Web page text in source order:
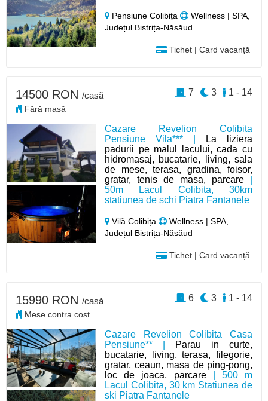
Pensiune Colibița
Wellness | SPA,
Județul Bistrița-Năsăud
Tichet | Card vacanță
Cazare Revelion Colibita
Pensiune Vila*** |
La liziera
padurii pe malul lacului, cada cu
hidromasaj, bucatarie, living, sala
de mese, terasa, gradina, foisor,
gratar, tenis de masa, parcare
50m Lacul Colibita, 30km
statiunea de schi Piatra Fantanele
Vilă Colibița
Wellness | SPA,
Județul Bistrița-Năsăud
Tichet | Card vacanță
14500 RON /casă
Fără masă
1 - 14
3
7
Cazare Revelion Colibita Casa
Pensiune** |
Parau in curte,
bucatarie, living, terasa, filegorie,
gratar, ceaun, masa de ping-pong,
loc de joaca, parcare| 500 m
Lacul Colibita, 30 km Statiunea de
ski Piatra Fantanele
15990 RON /casă
Mese contra cost
1 - 14
3
6